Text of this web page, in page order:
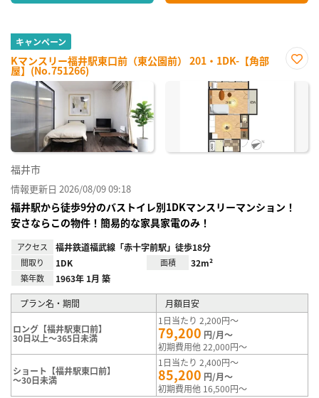
キャンペーン
Kマンスリー福井駅東口前（東公園前） 201・1DK-【角部
屋】(No.751266)
に入
福井市
情報更新日 2026/08/09 09:18
福井駅から徒歩9分のバストイレ別1DKマンスリーマンション！
安さならこの物件！簡易的な家具家電のみ！
アクセス 福井鉄道福武線「赤十字前駅」徒歩18分
間取り 1DK 面積 32m²
築年数 1963年 1月 築
プラン名・期間 月額目安
ロング【福井駅東口前】
30日以上～365日未満
1日当たり 2,200円～
79,200 円/月～
初期費用他 22,000円～
ショート【福井駅東口前】
～30日未満
1日当たり 2,400円～
85,200 円/月～
初期費用他 16,500円～